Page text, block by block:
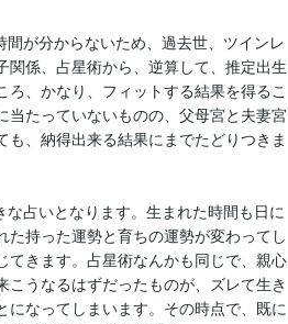
が分からないため、過去世、ツインレ
関係、占星術から、逆算して、推定出生
ろ、かなり、フィットする結果を得るこ
当たっていないものの、父母宮と夫妻宮
も、納得出来る結果にまでたどりつきま
占いとなります。生まれた時間も日に
た持った運勢と育ちの運勢が変わってし
てきます。占星術なんかも同じで、親心
こうなるはずだったものが、ズレて生き
になってしまいます。その時点で、既に